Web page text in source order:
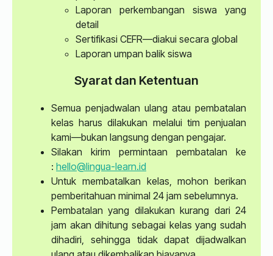
Laporan perkembangan siswa yang
detail
Sertifikasi CEFR—diakui secara global
Laporan umpan balik siswa
Syarat dan Ketentuan
Semua penjadwalan ulang atau pembatalan
kelas harus dilakukan melalui tim penjualan
kami—bukan langsung dengan pengajar.
Silakan kirim permintaan pembatalan ke
: hello@lingua-learn.id
Untuk membatalkan kelas, mohon berikan
pemberitahuan minimal 24 jam sebelumnya.
Pembatalan yang dilakukan kurang dari 24
jam akan dihitung sebagai kelas yang sudah
dihadiri, sehingga tidak dapat dijadwalkan